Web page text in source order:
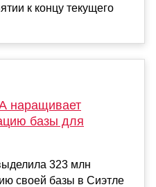
к концу текущего
наращивает
базы для
323 млн
своей базы в Сиэтле